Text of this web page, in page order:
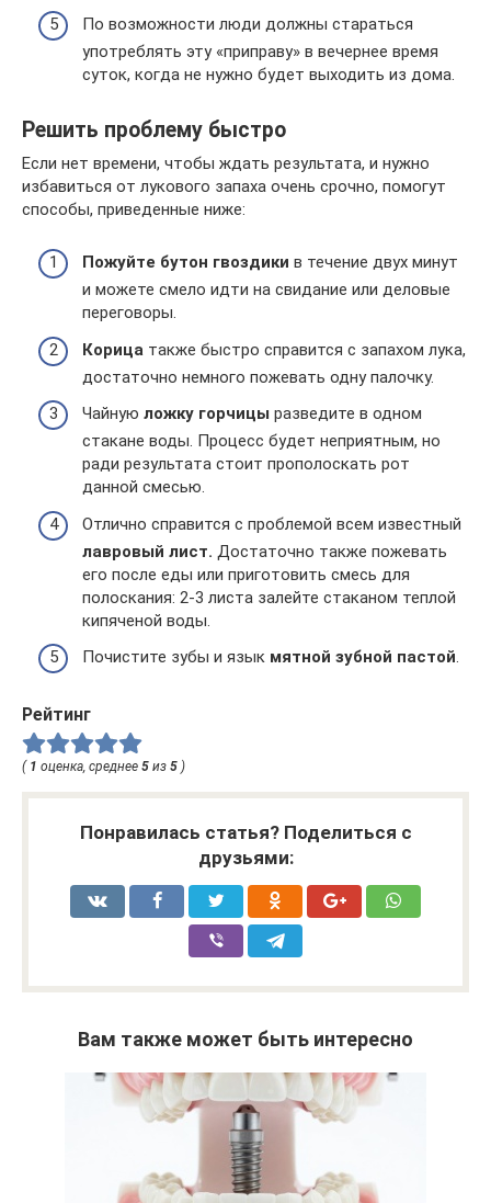
По возможности люди должны стараться
употреблять эту «приправу» в вечернее время
суток, когда не нужно будет выходить из дома.
Решить проблему быстро
Если нет времени, чтобы ждать результата, и нужно
избавиться от лукового запаха очень срочно, помогут
способы, приведенные ниже:
Пожуйте бутон гвоздики в течение двух минут
и можете смело идти на свидание или деловые
переговоры.
Корица также быстро справится с запахом лука,
достаточно немного пожевать одну палочку.
Чайную ложку горчицы разведите в одном
стакане воды. Процесс будет неприятным, но
ради результата стоит прополоскать рот
данной смесью.
Отлично справится с проблемой всем известный
лавровый лист. Достаточно также пожевать
его после еды или приготовить смесь для
полоскания: 2-3 листа залейте стаканом теплой
кипяченой воды.
Почистите зубы и язык мятной зубной пастой.
Рейтинг
( 1 оценка, среднее 5 из 5 )
Понравилась статья? Поделиться с
друзьями:
Вам также может быть интересно